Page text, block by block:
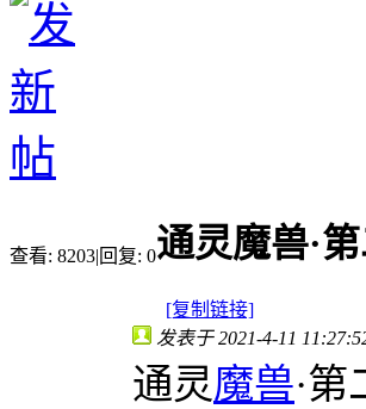
查看: 8203|回复: 0通灵魔兽·
[复制链接]
发表于 2021-4-11
通灵魔兽·